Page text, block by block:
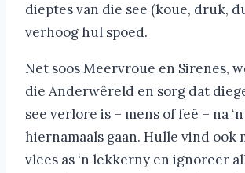
dieptes van die see (koue, druk,
verhoog hul spoed.
Net soos Meervroue en Sirenes,
die Anderwêreld en sorg dat
see verlore is – mens of feë – na
hiernamaals gaan. Hulle vind ook
vlees as ‘n lekkerny en ignoreer